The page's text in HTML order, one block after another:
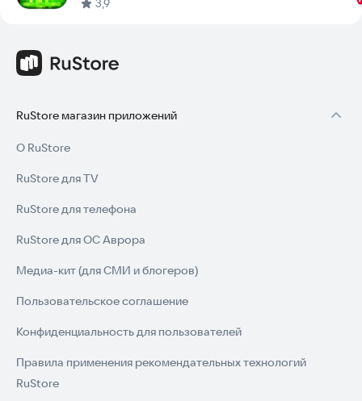
3,9
RuStore магазин приложений
О RuStore
RuStore для TV
RuStore для телефона
RuStore для ОС Аврора
Медиа-кит (для СМИ и блогеров)
Пользовательское соглашение
Конфиденциальность для пользователей
Правила применения рекомендательных технологий
RuStore